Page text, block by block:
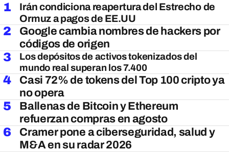
1
Irán condiciona reapertura del Estrecho de
Ormuz a pagos de EE.UU
2
Google cambia nombres de hackers por
códigos de origen
3
Los depósitos de activos tokenizados del
mundo real superan los 7.400
4
Casi 72% de tokens del Top 100 cripto ya
no opera
5
Ballenas de Bitcoin y Ethereum
refuerzan compras en agosto
6
Cramer pone a ciberseguridad, salud y
M&A en su radar 2026